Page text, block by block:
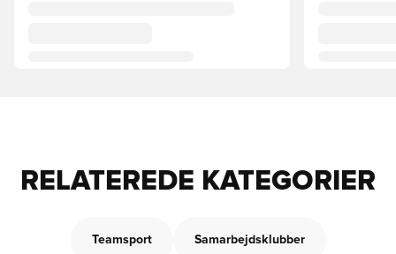
RELATEREDE KATEGORIER
Teamsport Samarbejdsklubber